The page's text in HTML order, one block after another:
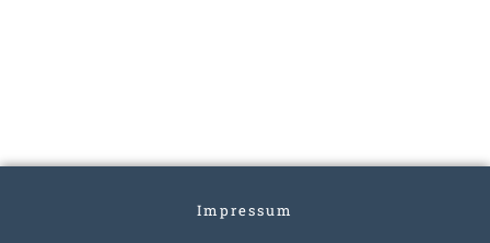
Impressum